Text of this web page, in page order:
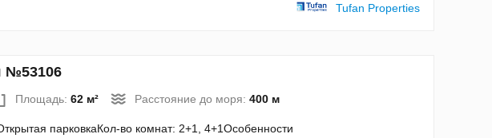
Tufan Properties
№53106
Площадь: 62 м² Расстояние до моря: 400 м
парковкаКол-во комнат: 2+1, 4+1Особенности